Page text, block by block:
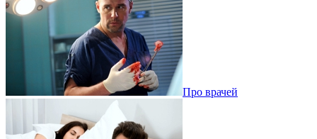
Про врачей